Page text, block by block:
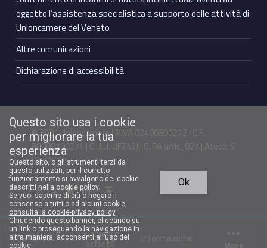
Chi siamo Funzioni e
attività Informazione
More
oggetto l’assistenza specialistica a supporto delle attività di
Unioncamere del Veneto
Altre comunicazioni
Dichiarazione di accessibilità
© 2021 Unioncamere | P.IVA 02406800272 | C.F.
80009100274 | C.U.U. UFZ42J | C.IPA urdc_027 | Ateco: S
94.11.00
Facebook Unioncamere VenetoTwitter Unioncamere VenetoYoutube Unioncamere VenetoLinkedin Unioncamere Veneto Back to top ↑
Questo sito usa i cookie
per migliorare la tua
esperienza
Questo sito, o gli strumenti terzi da
questo utilizzati, per il corretto
funzionamento si avvalgono dei cookie
descritti nella cookie policy.
Se vuoi saperne di più o negare il
consenso a tutti o ad alcuni cookie,
consulta la cookie-privacy policy.
Chiudendo questo banner, cliccando su
un link o proseguendo la navigazione in
altra maniera, acconsenti all’uso dei
cookie.
Ok